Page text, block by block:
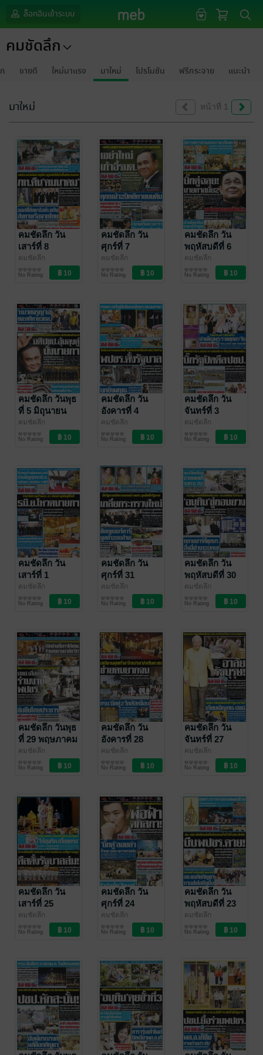
ล็อกอินเข้าระบบ
คมชัดลึก
ขายดี ใหม่มาแรง มาใหม่ โปรโมชัน ฟรีกระจาย แนะนำ
มาใหม่ หน้าที่ 1
คมชัดลึก วัน
เสาร์ที่ 8
มิถุนายน
พ.ศ.2562
คมชัดลึก
No Rating
คมชัดลึก วัน
ศุกร์ที่ 7
มิถุนายน
พ.ศ.2562
คมชัดลึก
No Rating
คมชัดลึก วัน
พฤหัสบดีที่ 6
มิถุนายน
พ.ศ.2562
คมชัดลึก
No Rating
คมชัดลึก วันพุธ
ที่ 5 มิถุนายน
พ.ศ.2562
คมชัดลึก
No Rating
คมชัดลึก วัน
อังคารที่ 4
มิถุนายน
พ.ศ.2562
คมชัดลึก
No Rating
คมชัดลึก วัน
จันทร์ที่ 3
มิถุนายน
พ.ศ.2562
คมชัดลึก
No Rating
คมชัดลึก วัน
เสาร์ที่ 1
มิถุนายน
พ.ศ.2562
คมชัดลึก
No Rating
คมชัดลึก วัน
ศุกร์ที่ 31
พฤษภาคม
พ.ศ.2562
คมชัดลึก
No Rating
คมชัดลึก วัน
พฤหัสบดีที่ 30
พฤษภาคม
พ.ศ.2562
คมชัดลึก
No Rating
คมชัดลึก วันพุธ
ที่ 29 พฤษภาคม
พ.ศ.2562
คมชัดลึก
No Rating
คมชัดลึก วัน
อังคารที่ 28
พฤษภาคม
พ.ศ.2562
คมชัดลึก
No Rating
คมชัดลึก วัน
จันทร์ที่ 27
พฤษภาคม
พ.ศ.2562
คมชัดลึก
No Rating
คมชัดลึก วัน
เสาร์ที่ 25
พฤษภาคม
พ.ศ.2562
คมชัดลึก
No Rating
คมชัดลึก วัน
ศุกร์ที่ 24
พฤษภาคม
พ.ศ.2562
คมชัดลึก
No Rating
คมชัดลึก วัน
พฤหัสบดีที่ 23
พฤษภาคม
พ.ศ.2562
คมชัดลึก
No Rating